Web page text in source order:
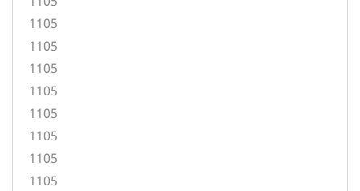
1105
1105
1105
1105
1105
1105
1105
1105